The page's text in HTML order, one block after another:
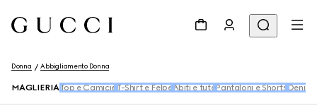
Donna Abbigliamento Donna
MAGLIERIATop e Camicie T-Shirt e Felpe Abiti e tutePantaloni e Shorts Denim